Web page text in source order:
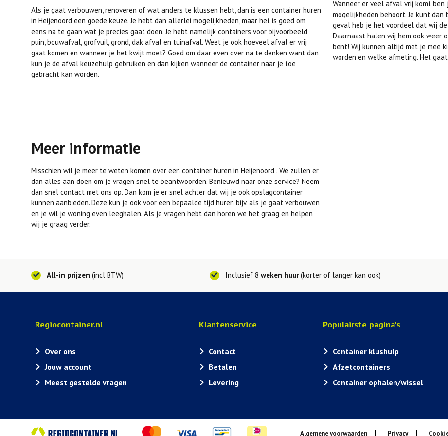
Als je gaat verbouwen, renoveren of wat anders te klussen hebt, dan is een container huren
in Heijenoord een goede keuze. Je hebt dan allerlei mogelijkheden, maar het is goed om
eens na te gaan wat je precies gaat doen. Je hebt namelijk containers voor bijvoorbeeld
puin, bouwafval, grofvuil, grond, dak afval en tuinafval. Weet je ook hoeveel afval er vrij
gaat komen en wanneer je het kwijt moet? Goed om daar even over na te denken want dan
kun je de afval keuzehulp gebruiken en dan kijken wanneer de container naar je toe
gebracht kan worden.
Wanneer er veel afval vrij komt
mogelijkheden behoort. Je kunt
geval heb je het voordeel dat wij
Daarnaast halen wij hem ook
bent! Wij kunnen altijd met je mee
worden en welke afmeting. Het
Meer informatie
Misschien wil je meer te weten komen over een container huren in Heijenoord . We zullen er
dan alles aan doen om je vragen snel te beantwoorden. Benieuwd naar onze service? Neem
dan snel contact met ons op. Dan kom je er snel achter dat wij je ook opslagcontainer
kunnen aanbieden. Deze kun je ook voor een bepaalde tijd huren bijv. als je gaat verbouwen
en je wil je woning even leeghalen. Als je vragen hebt dan horen we het graag en helpen
wij je graag verder.
All-in prijzen (incl BTW) Inclusief 8 weken huur(korter of langer kan ook)
Regiocontainer.nl
Over ons
Jouw account
Meest gestelde vragen
Klantenservice
Contact
Betalen
Levering
Populairste pagina's
Container klushulp
Afzetcontainers
Container ophalen/wissel
Algemene voorwaarden Privacy